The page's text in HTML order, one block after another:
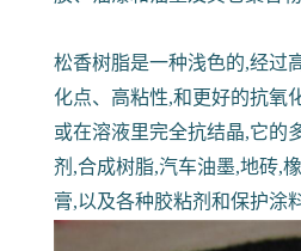
松香树脂是一种浅色的,经过
化点、高粘性,和更好的抗氧
或在溶液里完全抗结晶,它的
剂,合成树脂,汽车油墨,地砖,
膏,以及各种胶粘剂和保护涂料